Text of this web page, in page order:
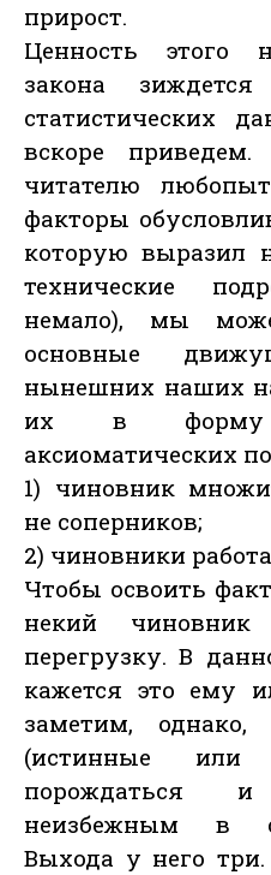
прирост.
Ценность этого
закона
статистических
вскоре
читателю
факторы
которую выразил
технические
немало), мы
основные
нынешних наших
их в форму
аксиоматических
1) чиновник
не соперников;
2) чиновники
Чтобы освоить
некий
перегрузку. В
кажется это ему
заметим,
(истинные
порождаться
неизбежным в
Выхода у него